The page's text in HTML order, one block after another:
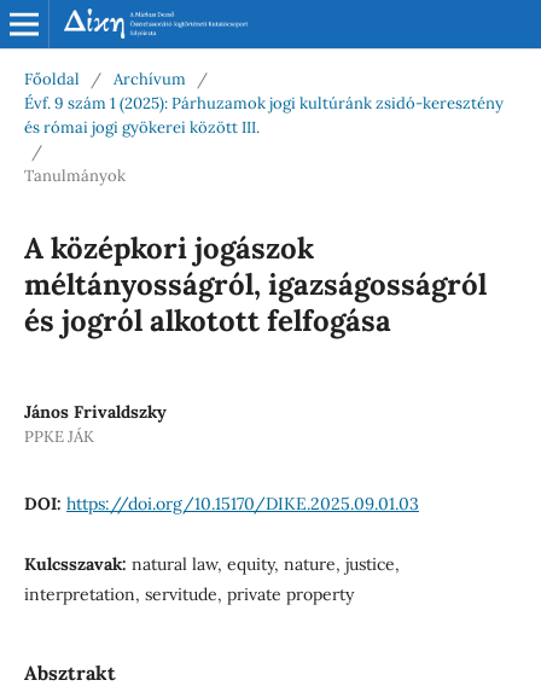
Főoldal / Archívum
/
Évf. 9 szám 1 (2025): Párhuzamok jogi kultúránk zsidó-keresztény
és római jogi gyökerei között III.
/
Tanulmányok
A középkori jogászok
méltányosságról, igazságosságról
és jogról alkotott felfogása
János Frivaldszky
PPKE JÁK
DOI: https://doi.org/10.15170/DIKE.2025.09.01.03
Kulcsszavak: natural law, equity, nature, justice,
interpretation, servitude, private property
Absztrakt